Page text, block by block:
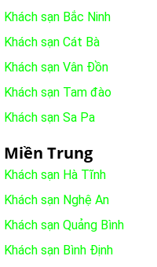
Khách sạn Bắc Ninh
Khách sạn Cát Bà
Khách sạn Vân Đồn
Khách sạn Tam đào
Khách sạn Sa Pa
Miền Trung
Khách sạn Hà Tĩnh
Khách sạn Nghệ An
Khách sạn Quảng Bình
Khách sạn Bình Định